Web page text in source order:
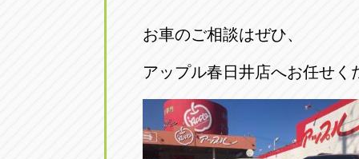
お車のご相談はぜひ、
アップル春日井店へお任せく